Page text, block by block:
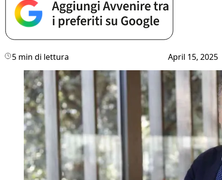
5 min di lettura April 15, 2025